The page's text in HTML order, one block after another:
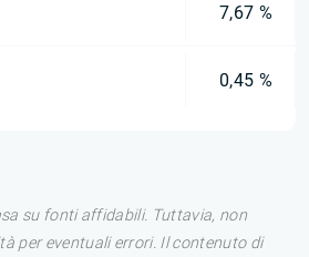
7,67 %
0,45 %
su fonti affidabili. Tuttavia, non
per eventuali errori. Il contenuto di